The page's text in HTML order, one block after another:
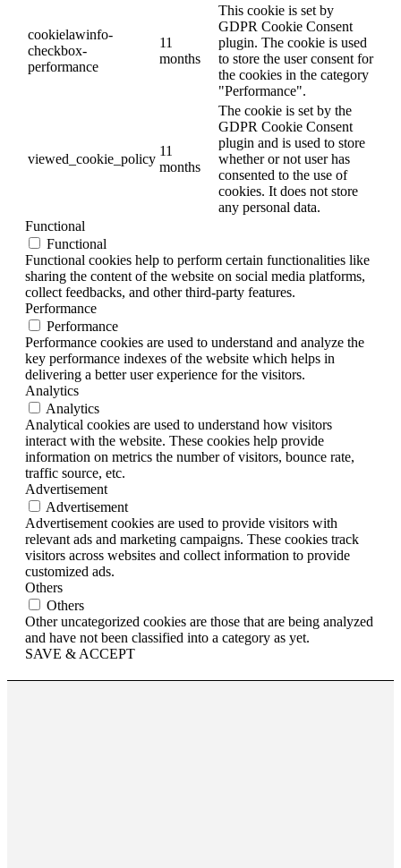
cookielawinfo-
checkbox-
performance
11
months
This cookie is set by
GDPR Cookie Consent
plugin. The cookie is used
to store the user consent for
the cookies in the category
"Performance".
viewed_cookie_policy
11
months
The cookie is set by the
GDPR Cookie Consent
plugin and is used to store
whether or not user has
consented to the use of
cookies. It does not store
any personal data.
Functional
Functional
Functional cookies help to perform certain functionalities like
sharing the content of the website on social media platforms,
collect feedbacks, and other third-party features.
Performance
Performance
Performance cookies are used to understand and analyze the
key performance indexes of the website which helps in
delivering a better user experience for the visitors.
Analytics
Analytics
Analytical cookies are used to understand how visitors
interact with the website. These cookies help provide
information on metrics the number of visitors, bounce rate,
traffic source, etc.
Advertisement
Advertisement
Advertisement cookies are used to provide visitors with
relevant ads and marketing campaigns. These cookies track
visitors across websites and collect information to provide
customized ads.
Others
Others
Other uncategorized cookies are those that are being analyzed
and have not been classified into a category as yet.
SAVE & ACCEPT